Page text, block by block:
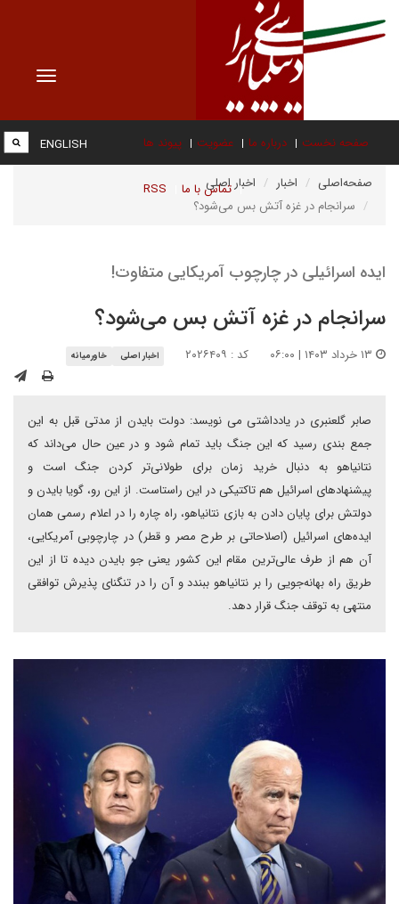
Toggle
صفحه نخست درباره ما عضویت پیوند ها
تماس با ما RSS
ENGLISH
صفحه‌اصلی اخبار
اخبار اصلی
سرانجام در غزه آتش بس می‌شود؟
ایده اسرائیلی در چارچوب آمریکایی متفاوت!
سرانجام در غزه آتش بس می‌شود؟
کد : ۲۰۲۶۴۰۹ اخبار اصلی خاورمیانه
صابر گلعنبری در یادداشتی می نویسد: دولت بایدن از مدتی قبل به این
جمع بندی رسید که این جنگ باید تمام شود و در عین حال می‌داند که
نتانیاهو به دنبال خرید زمان برای طولانی‌تر کردن جنگ است و
پیشنهادهای اسرائیل هم تاکتیکی در این راستاست. از این رو، گویا بایدن و
دولتش برای پایان دادن به بازی نتانیاهو، راه چاره را در اعلام رسمی همان
ایده‌های اسرائیل (اصلاحاتی بر طرح مصر و قطر) در چارچوبی آمریکایی،
آن هم از طرف عالی‌ترین مقام این کشور یعنی جو بایدن دیده تا از این
طریق راه بهانه‌‎جویی را بر نتانیاهو ببندد و آن‌ را در تنگنای پذیرش توافقی
منتهی به توقف جنگ قرار دهد.